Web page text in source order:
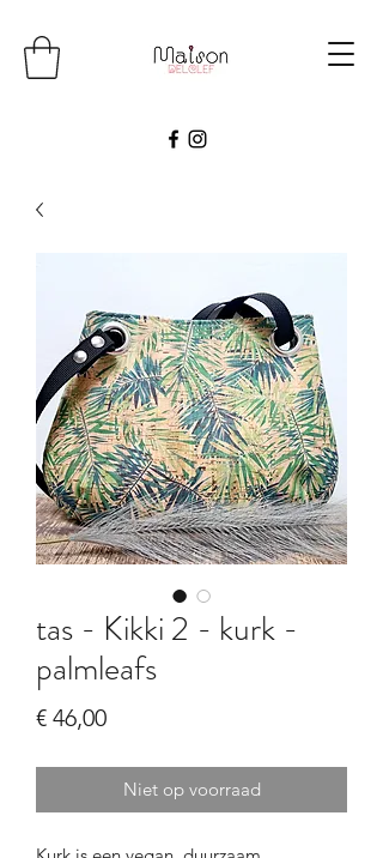
tas - Kikki 2 - kurk -
palmleafs
€ 46,00Prijs
Niet op voorraad